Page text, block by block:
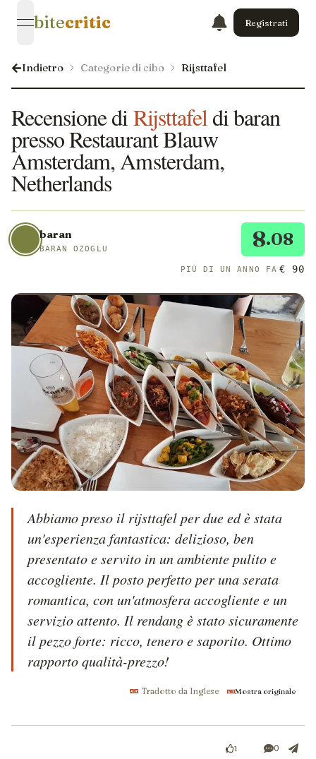
open navigation menu
bitecritic Registrati
Indietro Categorie di cibo Rijsttafel
Recensione diRijsttafeldi baran
presso Restaurant Blauw
Amsterdam, Amsterdam,
Netherlands
baran
BARAN OZOGLU 8.08
PIÙ DI UN ANNO FA € 90
Abbiamo preso il rijsttafel per due ed è stata
un'esperienza fantastica: delizioso, ben
presentato e servito in un ambiente pulito e
accogliente. Il posto perfetto per una serata
romantica, con un'atmosfera accogliente e un
servizio attento. Il rendang è stato sicuramente
il pezzo forte: ricco, tenero e saporito. Ottimo
rapporto qualità-prezzo!
Tradotto da Inglese Mostra originale
1 0